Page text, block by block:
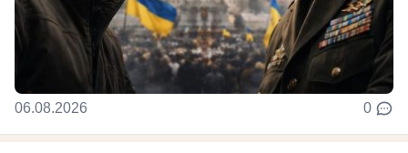
06.08.2026 0